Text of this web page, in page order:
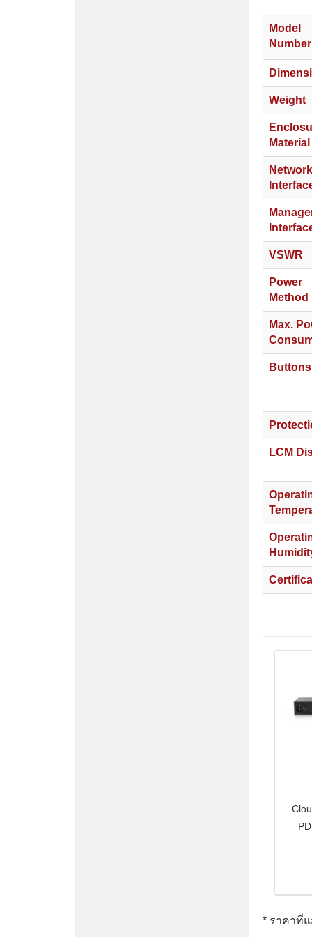
Model
Number
Weight
Material
VSWR
Power
Method
Max.
Buttons
LCM
* ราคาที่